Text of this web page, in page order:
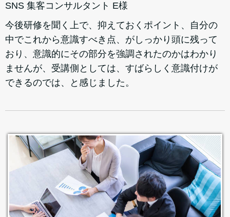
SNS 集客コンサルタント E様
今後研修を聞く上で、抑えておくポイント、自分の
中でこれから意識すべき点、がしっかり頭に残って
おり、意識的にその部分を強調されたのかはわかり
ませんが、受講側としては、すばらしく意識付けが
できるのでは、と感じました。